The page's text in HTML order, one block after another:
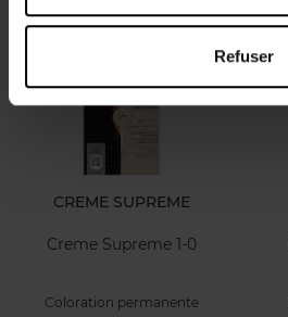
Refuser
CREME SUPREME
Creme Supreme 1-0
Coloration permanente